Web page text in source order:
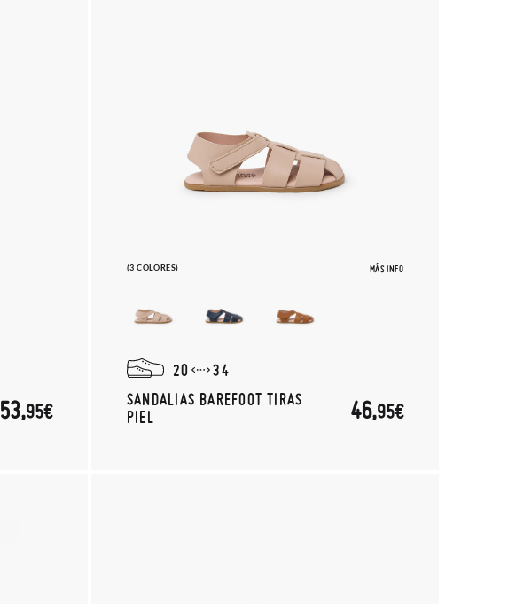
53,95€
(3 COLORES) MÁS INFO
20
34
SANDALIAS BAREFOOT TIRAS
PIEL
46,95€